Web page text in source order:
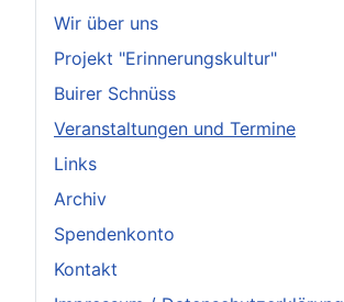
Wir über uns
Projekt "Erinnerungskultur"
Buirer Schnüss
Veranstaltungen und Termine
Links
Archiv
Spendenkonto
Kontakt